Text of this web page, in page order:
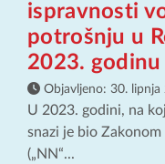
ispravnosti
potrošnju u
2023. godinu
Objavljeno: 30. lipnja
U 2023. godini, na
snazi je bio
(„NN“...